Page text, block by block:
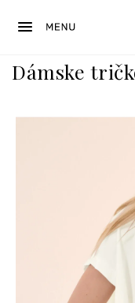
Dámske